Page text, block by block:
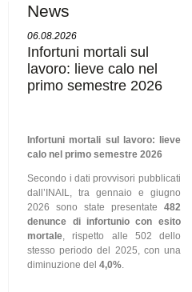
News
06.08.2026
Infortuni mortali sul
lavoro: lieve calo nel
primo semestre 2026
Infortuni mortali sul lavoro: lieve
calo nel primo semestre 2026
Secondo i dati provvisori pubblicati
dall’INAIL, tra gennaio e giugno
2026 sono state presentate 482
denunce di infortunio con esito
mortale, rispetto alle 502 dello
stesso periodo del 2025, con una
diminuzione del4,0%.